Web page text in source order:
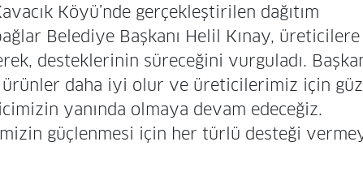
Köyü’nde gerçekleştirilen dağıtım
Belediye Başkanı Helil Kınay, üreticilere
desteklerinin süreceğini vurguladı.
ürünler daha iyi olur ve üreticilerimiz için
yanında olmaya devam edeceğiz.
güçlenmesi için her türlü desteği